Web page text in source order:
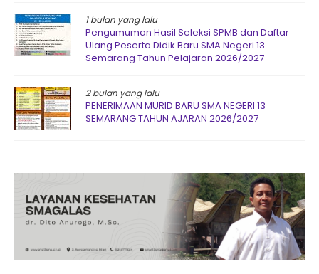
1 bulan yang lalu
Pengumuman Hasil Seleksi SPMB dan Daftar
Ulang Peserta Didik Baru SMA Negeri 13
Semarang Tahun Pelajaran 2026/2027
2 bulan yang lalu
PENERIMAAN MURID BARU SMA NEGERI 13
SEMARANG TAHUN AJARAN 2026/2027